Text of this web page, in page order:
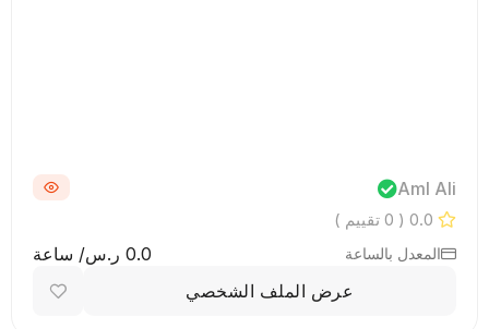
Aml Ali
0.0 ( 0 تقييم )
المعدل بالساعة
0.0 ر.س/ ساعة
عرض الملف الشخصي